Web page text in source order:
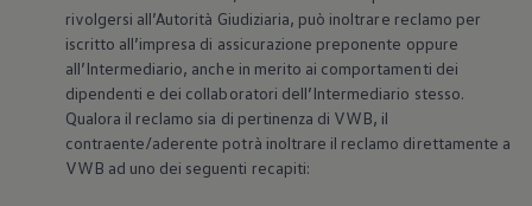
rivolgersi all’Autorità Giudiziaria, può inoltrare reclamo per
iscritto all’impresa di assicurazione preponente oppure
all’Intermediario, anche in merito ai comportamenti dei
dipendenti e dei collaboratori dell’Intermediario stesso.
Qualora il reclamo sia di pertinenza di VWB, il
contraente/aderente potrà inoltrare il reclamo direttamente a
VWB ad uno dei seguenti recapiti: